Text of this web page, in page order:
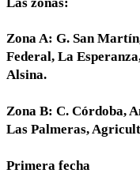
Zona A: G. San
Federal, La
Alsina.
Zona B: C. Córdoba,
Las Palmeras,
Primera fecha